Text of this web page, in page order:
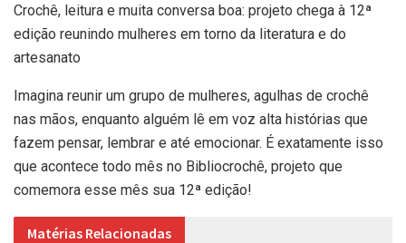
Crochê, leitura e muita conversa boa: projeto chega à 12ª
edição reunindo mulheres em torno da literatura e do
artesanato
Imagina reunir um grupo de mulheres, agulhas de crochê
nas mãos, enquanto alguém lê em voz alta histórias que
fazem pensar, lembrar e até emocionar. É exatamente isso
que acontece todo mês no Bibliocrochê, projeto que
comemora esse mês sua 12ª edição!
Matérias Relacionadas